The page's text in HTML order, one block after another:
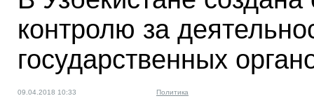
контролю за
государственных
09.04.2018 10:33 Политика